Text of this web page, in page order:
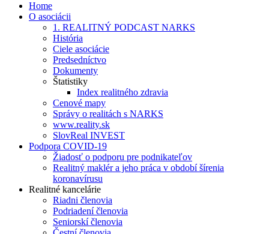
Home
O asociácii
1. REALITNÝ PODCAST NARKS
História
Ciele asociácie
Predsedníctvo
Dokumenty
Štatistiky
Index realitného zdravia
Cenové mapy
Správy o realitách s NARKS
www.reality.sk
SlovReal INVEST
Podpora COVID-19
Žiadosť o podporu pre podnikateľov
Realitný maklér a jeho práca v období šírenia
koronavírusu
Realitné kancelárie
Riadni členovia
Podriadení členovia
Seniorskí členovia